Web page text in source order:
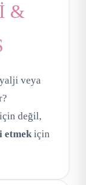
&
veya
değil,
etmekiçin